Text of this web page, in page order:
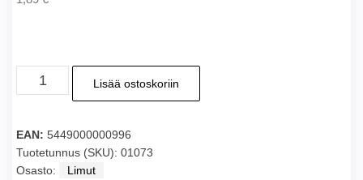
COCACOLA
Coca-
tlk
330ml
määrä
Lisää ostoskoriin
EAN: 5449000000996
Tuotetunnus (SKU): 01073
Osasto:
Limut